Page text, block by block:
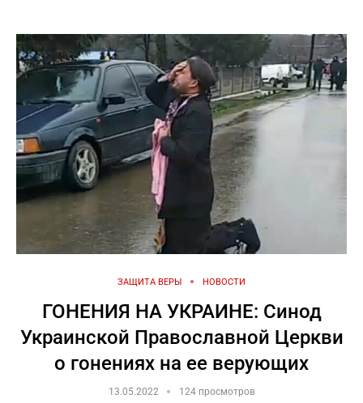
ЗАЩИТА ВЕРЫ НОВОСТИ
ГОНЕНИЯ НА УКРАИНЕ: Синод
Украинской Православной Церкви
о гонениях на ее верующих
13.05.2022 124 просмотров